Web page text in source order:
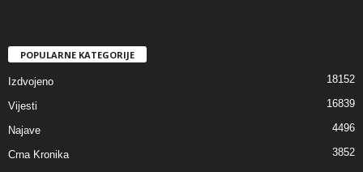
POPULARNE KATEGORIJE
Izdvojeno 18152
Vijesti 16839
Najave 4496
Crna Kronika
3852